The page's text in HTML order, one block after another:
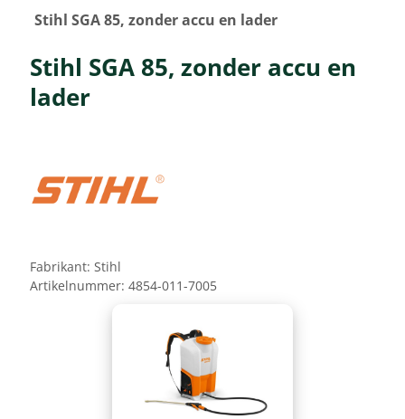
Stihl SGA 85, zonder accu en lader
Stihl SGA 85, zonder accu en
lader
Fabrikant: Stihl
Artikelnummer: 4854-011-7005